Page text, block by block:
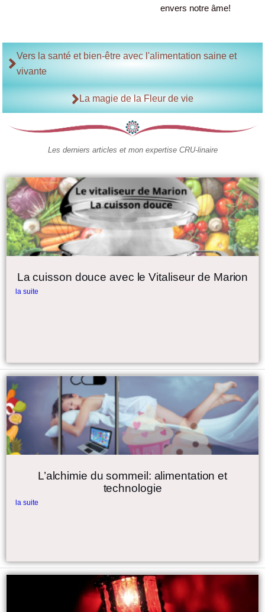
Vers la santé et bien-être avec l'alimentation saine et
La magie de la Fleur de vie
Les derniers articles et mon expertise CRU-linaire
La cuisson douce avec le Vitaliseur de Marion
la suite
L’alchimie du sommeil: alimentation et
technologie
la suite